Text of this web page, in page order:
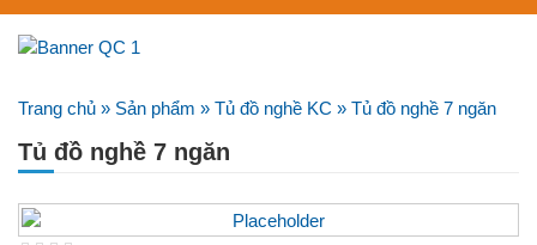
Trang chủ » Sản phẩm » Tủ đồ nghề KC » Tủ đồ nghề 7 ngăn
Tủ đồ nghề 7 ngăn